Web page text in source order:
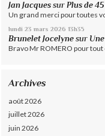
Jan Jacques surPlus de
Un grand merci pour toutes
lundi 23 mars 2026 13h35
Brunelet Jocelyne sur
Bravo Mr ROMERO pour tout
Archives
août 2026
juillet 2026
juin 2026